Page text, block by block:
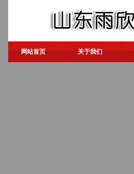
网站首页 关于我们